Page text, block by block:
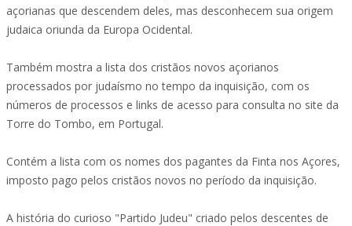
açorianas que descendem deles, mas desconhecem sua origem
judaica oriunda da Europa Ocidental.
Também mostra a lista dos cristãos novos açorianos
processados por judaísmo no tempo da inquisição, com os
números de processos e links de acesso para consulta no site da
Torre do Tombo, em Portugal.
Contém a lista com os nomes dos pagantes da Finta nos Açores,
imposto pago pelos cristãos novos no período da inquisição.
A história do curioso "Partido Judeu" criado pelos descentes de